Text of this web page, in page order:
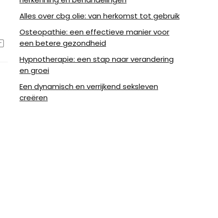
Alles over cbg olie: van herkomst tot gebruik
Osteopathie: een effectieve manier voor
een betere gezondheid
Hypnotherapie: een stap naar verandering
en groei
Een dynamisch en verrijkend seksleven
creëren